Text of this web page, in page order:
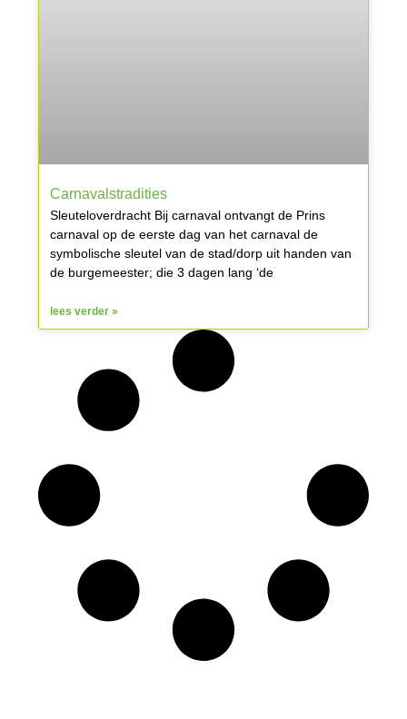
Carnavalstradities
Sleuteloverdracht Bij carnaval ontvangt de Prins
carnaval op de eerste dag van het carnaval de
symbolische sleutel van de stad/dorp uit handen van
de burgemeester; die 3 dagen lang ‘de
lees verder »